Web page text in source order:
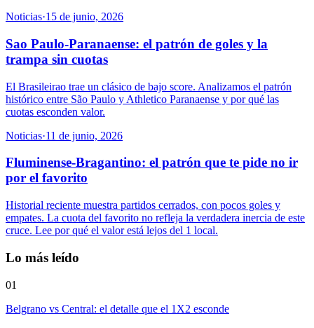
Noticias·15 de junio, 2026
Sao Paulo-Paranaense: el patrón de goles y la
trampa sin cuotas
El Brasileirao trae un clásico de bajo score. Analizamos el patrón
histórico entre São Paulo y Athletico Paranaense y por qué las
cuotas esconden valor.
Noticias·11 de junio, 2026
Fluminense-Bragantino: el patrón que te pide no ir
por el favorito
Historial reciente muestra partidos cerrados, con pocos goles y
empates. La cuota del favorito no refleja la verdadera inercia de este
cruce. Lee por qué el valor está lejos del 1 local.
Lo más leído
01
Belgrano vs Central: el detalle que el 1X2 esconde